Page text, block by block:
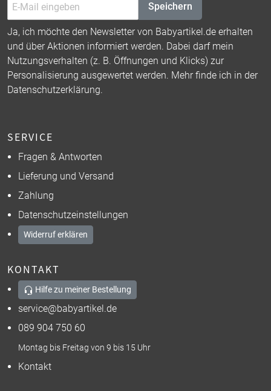
Speichern
Ja, ich möchte den Newsletter von Babyartikel.de erhalten
und über Aktionen informiert werden. Dabei darf mein
Nutzungsverhalten (z. B. Öffnungen und Klicks) zur
Personalisierung ausgewertet werden. Mehr finde ich in der
Datenschutzerklärung.
SERVICE
Fragen & Antworten
Lieferung und Versand
Zahlung
Datenschutzeinstellungen
Widerruf erklären
KONTAKT
Hilfe zu meiner Bestellung
service@babyartikel.de
089 904 750 60
Montag bis Freitag von 9 bis 15 Uhr
Kontakt